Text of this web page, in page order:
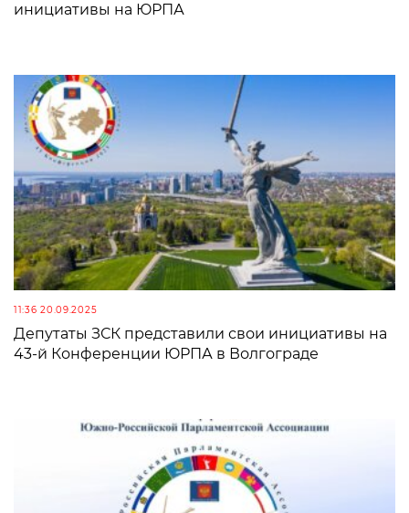
инициативы на ЮРПА
11:36 20.09.2025
Депутаты ЗСК представили свои инициативы на
43-й Конференции ЮРПА в Волгограде